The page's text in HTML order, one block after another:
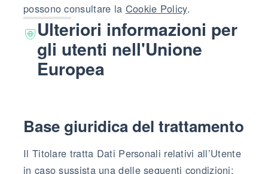
possono consultare la Cookie Policy.
Ulteriori informazioni per
gli utenti nell'Unione
Europea
Base giuridica del trattamento
Il Titolare tratta Dati Personali relativi all’Utente
in caso sussista una delle seguenti condizioni: